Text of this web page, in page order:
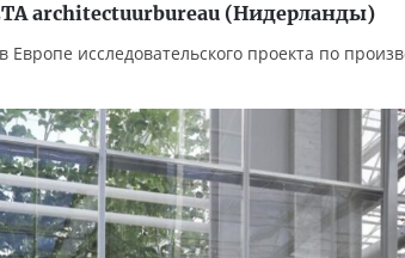
architectuurbureau (Нидерланды)
исследовательского проекта по